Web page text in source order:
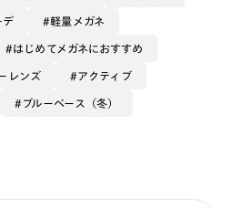
デ 軽量メガネ
はじめてメガネにおすすめ
レンズ アクティブ
ブルーベース（冬）